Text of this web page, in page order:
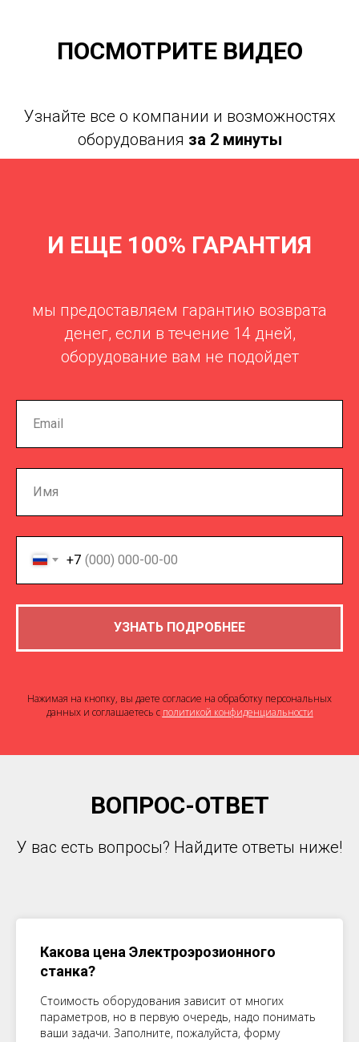
ПОСМОТРИТЕ ВИДЕО
Узнайте все о компании и возможностях
оборудования за 2 минуты
И ЕЩЕ 100% ГАРАНТИЯ
мы предоставляем гарантию возврата
денег, если в течение 14 дней,
оборудование вам не подойдет
+7
УЗНАТЬ ПОДРОБНЕЕ
Нажимая на кнопку, вы даете согласие на обработку персональных
данных и соглашаетесь c политикой конфиденциальности
ВОПРОС-ОТВЕТ
У вас есть вопросы? Найдите ответы ниже!
Какова цена Электроэрозионного
станка?
Стоимость оборудования зависит от многих
параметров, но в первую очередь, надо понимать
ваши задачи. Заполните, пожалуйста, форму